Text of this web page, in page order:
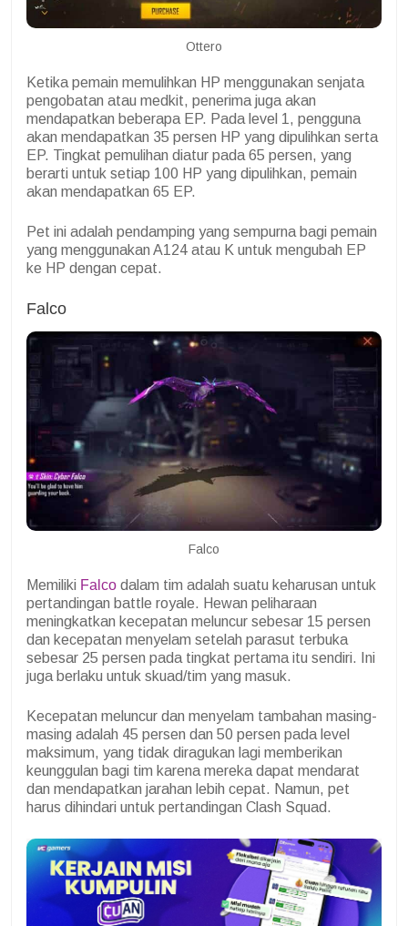
Ottero
Ketika pemain memulihkan HP menggunakan senjata
pengobatan atau medkit, penerima juga akan
mendapatkan beberapa EP. Pada level 1, pengguna
akan mendapatkan 35 persen HP yang dipulihkan serta
EP. Tingkat pemulihan diatur pada 65 persen, yang
berarti untuk setiap 100 HP yang dipulihkan, pemain
akan mendapatkan 65 EP.
Pet ini adalah pendamping yang sempurna bagi pemain
yang menggunakan A124 atau K untuk mengubah EP
ke HP dengan cepat.
Falco
Falco
Memiliki Falco dalam tim adalah suatu keharusan untuk
pertandingan battle royale. Hewan peliharaan
meningkatkan kecepatan meluncur sebesar 15 persen
dan kecepatan menyelam setelah parasut terbuka
sebesar 25 persen pada tingkat pertama itu sendiri. Ini
juga berlaku untuk skuad/tim yang masuk.
Kecepatan meluncur dan menyelam tambahan masing-
masing adalah 45 persen dan 50 persen pada level
maksimum, yang tidak diragukan lagi memberikan
keunggulan bagi tim karena mereka dapat mendarat
dan mendapatkan jarahan lebih cepat. Namun, pet
harus dihindari untuk pertandingan Clash Squad.